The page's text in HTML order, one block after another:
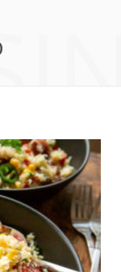
o
o
k
g
r e
t